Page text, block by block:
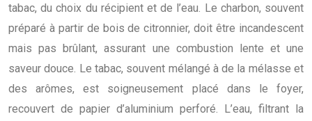
tabac, du choix du récipient et de l’eau. Le charbon, souvent
préparé à partir de bois de citronnier, doit être incandescent
mais pas brûlant, assurant une combustion lente et une
saveur douce. Le tabac, souvent mélangé à de la mélasse et
des arômes, est soigneusement placé dans le foyer,
recouvert de papier d’aluminium perforé. L’eau, filtrant la